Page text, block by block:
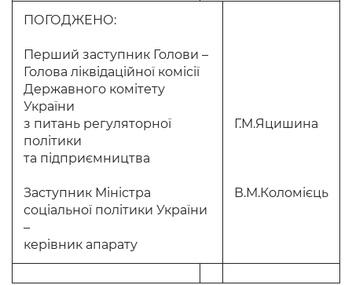
ПОГОДЖЕНО:
Перший заступник Голови –
Голова ліквідаційної комісії
Державного комітету
України
з питань регуляторної
політики
та підприємництва
Заступник Міністра
соціальної політики України
–
керівник апарату
Г.М.Яцишина
В.М.Коломієць